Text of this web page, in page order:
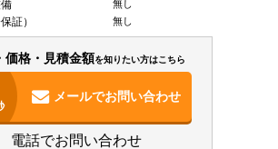
無し
証） 無し
価格・見積金額を知りたい方はこちら
メールでお問い合わせ
電話でお問い合わせ